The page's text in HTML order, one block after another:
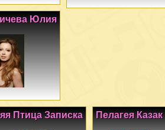
Юлия
Пелагея Казак
Птица Записка